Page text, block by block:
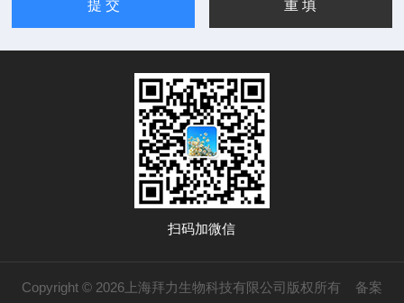
扫码加微信
Copyright © 2026上海拜力生物科技有限公司版权所有 备案